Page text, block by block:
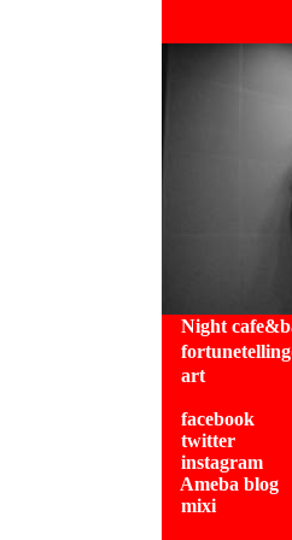
Night
art
facebook
twitter
instagram
Ameba blog
mixi